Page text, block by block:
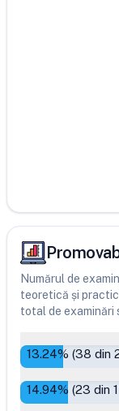
Numărul de
teoretică și
total de examinări
13.24% (38 din
14.94% (23 din